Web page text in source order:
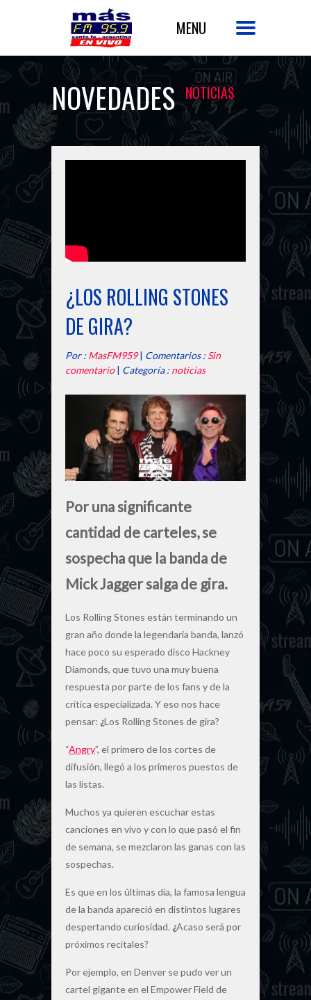
NOVEDADES NOTICIAS
¿LOS ROLLING STONES
DE GIRA?
Por : MasFM959| Comentarios : Sin
comentario| Categoría : noticias
Por una significante
cantidad de carteles, se
sospecha que la banda de
Mick Jagger salga de gira.
Los Rolling Stones están terminando un
gran año donde la legendaria banda, lanzó
hace poco su esperado disco Hackney
Diamonds, que tuvo una muy buena
respuesta por parte de los fans y de la
crítica especializada. Y eso nos hace
pensar: ¿Los Rolling Stones de gira?
“Angry”, el primero de los cortes de
difusión, llegó a los primeros puestos de
las listas.
Muchos ya quieren escuchar estas
canciones en vivo y con lo que pasó el fin
de semana, se mezclaron las ganas con las
sospechas.
Es que en los últimas día, la famosa lengua
de la banda apareció en distintos lugares
despertando curiosidad. ¿Acaso será por
próximos recitales?
Por ejemplo, en Denver se pudo ver un
cartel gigante en el Empower Field de